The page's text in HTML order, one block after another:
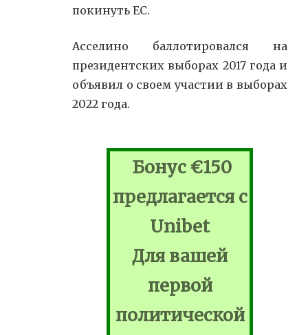
покинуть ЕС.
Асселино баллотировался на
президентских выборах 2017 года и
объявил о своем участии в выборах
2022 года.
Бонус €150
предлагается с
Unibet
Для вашей
первой
политической